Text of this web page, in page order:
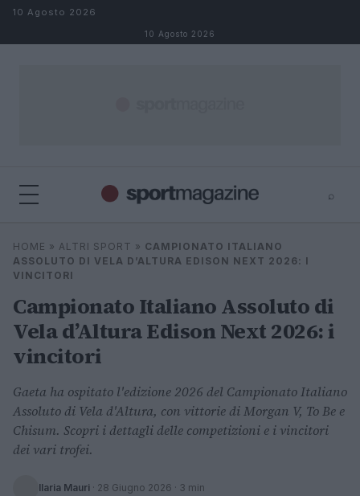
Salta al contenuto
10 Agosto 2026
10 Agosto 2026
⌕
Cerca
HOME » ALTRI SPORT » CAMPIONATO ITALIANO
ASSOLUTO DI VELA D’ALTURA EDISON NEXT 2026: I
VINCITORI
Campionato Italiano Assoluto di
Vela d’Altura Edison Next 2026: i
vincitori
Gaeta ha ospitato l'edizione 2026 del Campionato Italiano
Assoluto di Vela d'Altura, con vittorie di Morgan V, To Be e
Chisum. Scopri i dettagli delle competizioni e i vincitori
dei vari trofei.
Ilaria Mauri · 28 Giugno 2026 · 3 min